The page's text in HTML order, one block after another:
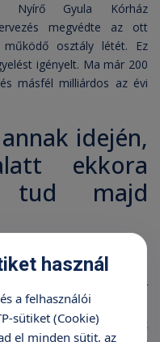
Nyírő Gyula Kórház
megvédte az ott
osztály létét. Ez
igényelt. Ma már 200
másfél milliárdos az évi
idején,
ekkora
tud majd
voltam, hogy lehet jó
együtt csinálni.
azonban, amit ma már
Évente több, mint 2500
járóbeteg-forgalomunk
használ
a felhasználói
sütiket (Cookie)
el minden sütit, az